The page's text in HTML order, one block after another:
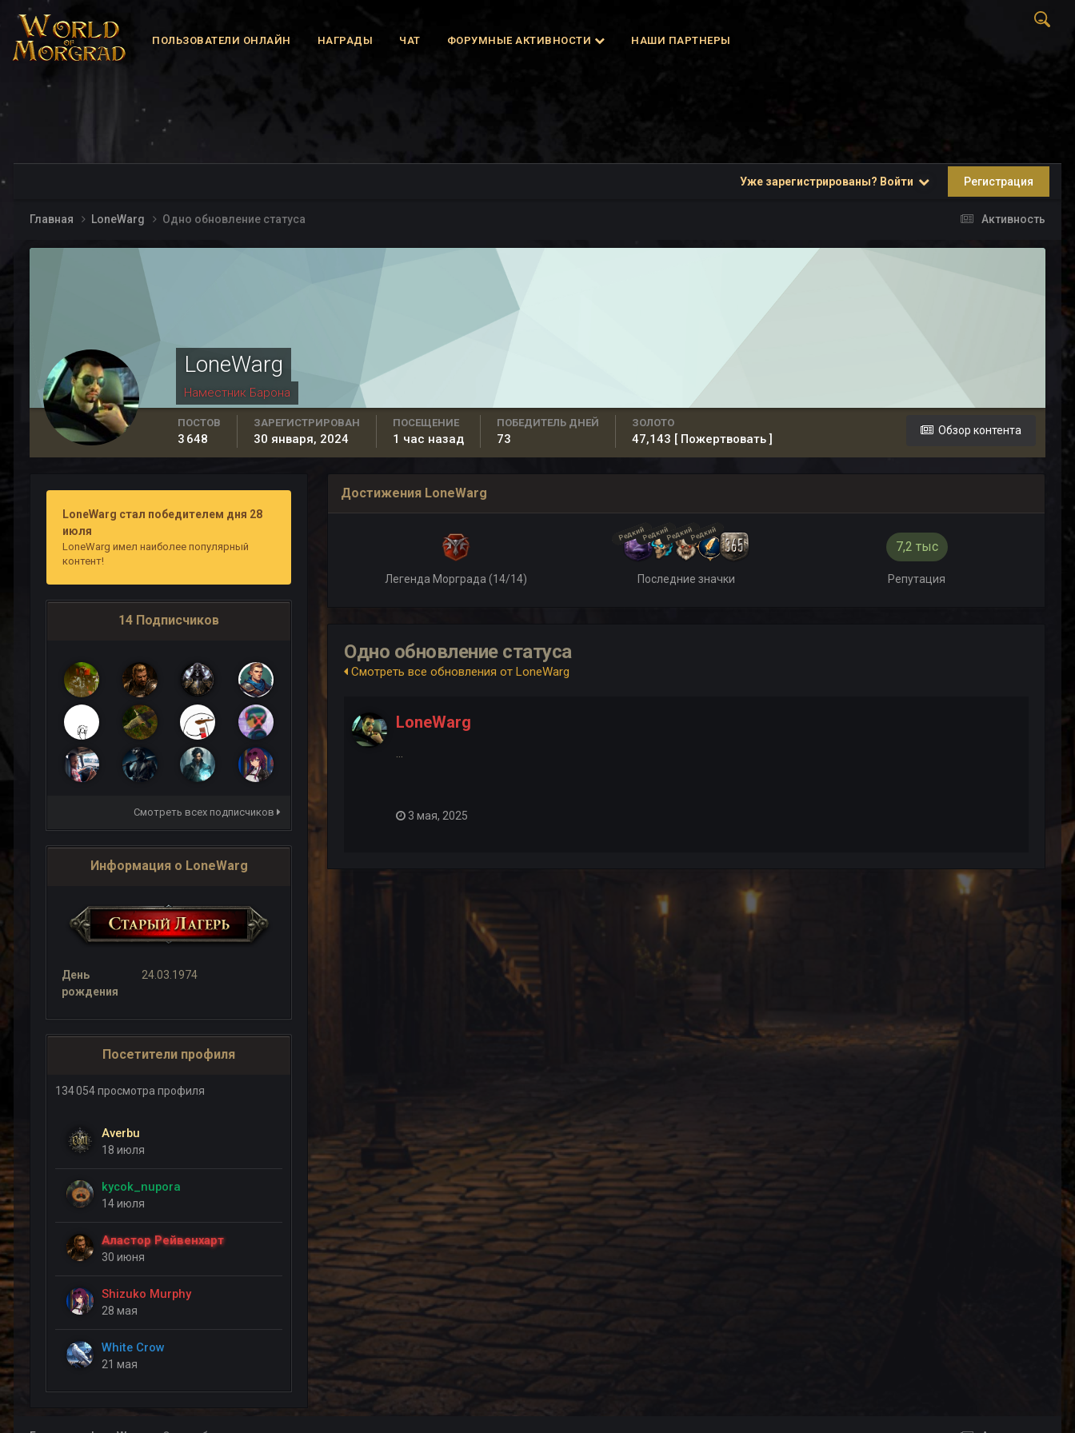
ПОЛЬЗОВАТЕЛИ ОНЛАЙН НАГРАДЫ ЧАТ ФОРУМНЫЕ АКТИВНОСТИ НАШИ ПАРТНЕРЫ
Уже зарегистрированы? Войти Регистрация
Активность
Главная LoneWarg Одно обновление статуса
LoneWarg
Наместник Барона
Обзор контента
ПОСТОВ
3 648
ЗАРЕГИСТРИРОВАН
30 января, 2024
ПОСЕЩЕНИЕ
1 час назад
ПОБЕДИТЕЛЬ ДНЕЙ
73
ЗОЛОТО
47,143 [ Пожертвовать ]
LoneWarg стал победителем дня 28
июля
LoneWarg имел наиболее популярный
контент!
14 Подписчиков
Смотреть всех подписчиков
Информация о LoneWarg
День
рождения
24.03.1974
Посетители профиля
134 054 просмотра профиля
Averbu
18 июля
kycok_nupora
14 июля
Аластор Рейвенхарт
30 июня
Shizuko Murphy
28 мая
White Crow
21 мая
Достижения LoneWarg
Легенда Морграда (14/14)
РедкийРедкийРедкийРедкий
Последние значки
7,2 тыс
Репутация
Одно обновление статуса
Смотреть все обновления от LoneWarg
LoneWarg
...
3 мая, 2025